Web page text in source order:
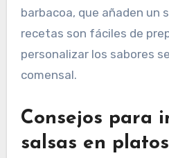
barbacoa, que añaden un
recetas son fáciles de
personalizar los sabores
comensal.
Consejos para
salsas en platos